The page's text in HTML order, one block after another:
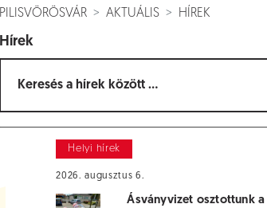
PILISVÖRÖSVÁR AKTUÁLIS HÍREK
Hírek
Helyi hírek
2026. augusztus 6.
Ásványvizet osztottunk a